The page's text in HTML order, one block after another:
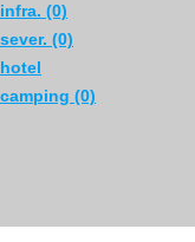
infra. (0)
sever. (0)
hotel
camping (0)